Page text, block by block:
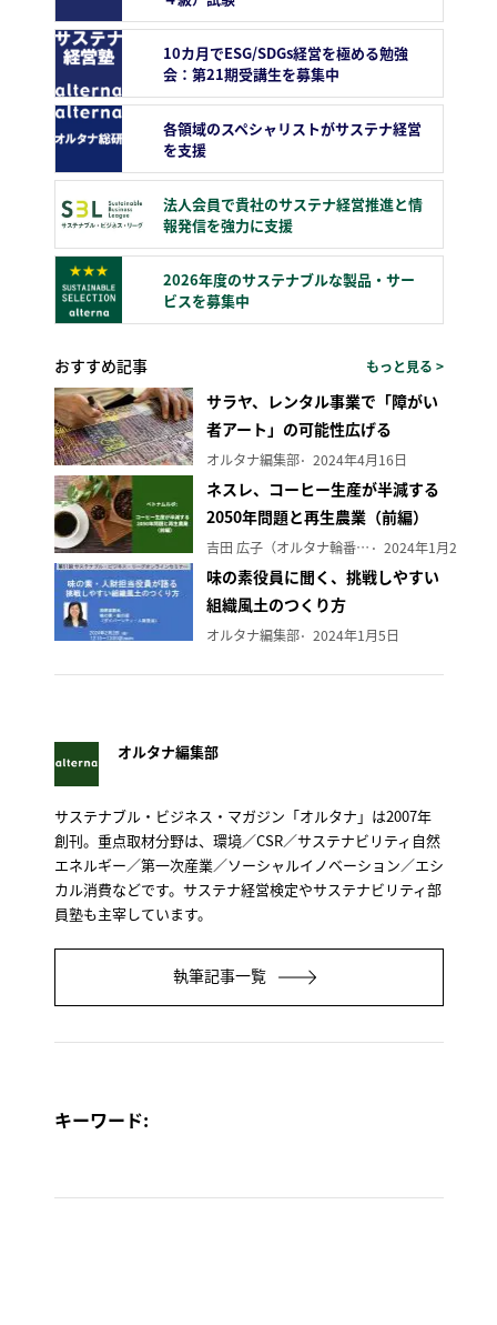
10カ月でESG/SDGs経営を極める勉強
会：第21期受講生を募集中
各領域のスペシャリストがサステナ経営
を支援
法人会員で貴社のサステナ経営推進と情
報発信を強力に支援
2026年度のサステナブルな製品・サー
ビスを募集中
おすすめ記事 もっと見る >
サラヤ、レンタル事業で「障がい
者アート」の可能性広げる
オルタナ編集部 2024年4月16日
ネスレ、コーヒー生産が半減する
2050年問題と再生農業（前編）
吉田 広子（オルタナ輪番編集長） 2024年1月29日
味の素役員に聞く、挑戦しやすい
組織風土のつくり方
オルタナ編集部 2024年1月5日
オルタナ編集部
サステナブル・ビジネス・マガジン「オルタナ」は2007年
創刊。重点取材分野は、環境／CSR／サステナビリティ自然
エネルギー／第一次産業／ソーシャルイノベーション／エシ
カル消費などです。サステナ経営検定やサステナビリティ部
員塾も主宰しています。
執筆記事一覧
キーワード: